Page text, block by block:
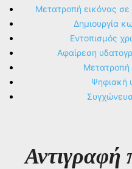
Μετατροπή εικόνας σε
Δημιουργία
Εντοπισμός
Αφαίρεση
Μετατροπή
Ψηφιακή
Αντιγραφή